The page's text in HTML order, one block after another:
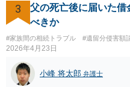
「面会に来てくれ」で、長男に
話の使い方を教える為に会って
電話が切れました。その後の電
にチップが埋められている」等
録、介護認定の資料、介護記録
方がよいと思います。
3
父の死亡後に届いた
べきか
#家族間の相続トラブル #遺留分侵害額
2026年4月23日
小峰 将太郎 弁護士